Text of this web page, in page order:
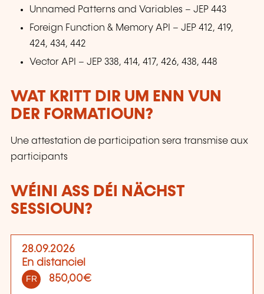
Unnamed Patterns and Variables – JEP 443
Foreign Function & Memory API – JEP 412, 419,
424, 434, 442
Vector API – JEP 338, 414, 417, 426, 438, 448
WAT KRITT DIR UM ENN VUN
DER FORMATIOUN?
Une attestation de participation sera transmise aux
participants
WÉINI ASS DÉI NÄCHST
SESSIOUN?
28.09.2026
En distanciel
FR 850,00€